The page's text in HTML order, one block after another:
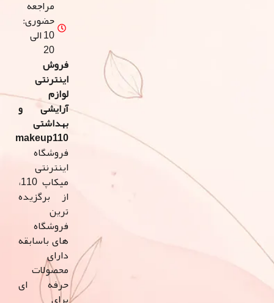
حضوری:
فروش
اینترنتی
آرایشی و
makeup110
میکاپ 110،
از برگزیده
های باسابقه
دارای
محصولات
حرفه ای